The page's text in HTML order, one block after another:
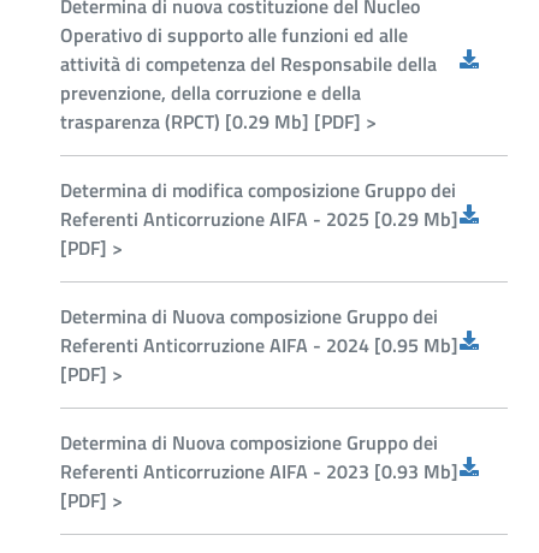
Determina di nuova costituzione del Nucleo
Operativo di supporto alle funzioni ed alle
attività di competenza del Responsabile della
prevenzione, della corruzione e della
trasparenza (RPCT) [0.29 Mb] [PDF] >
Determina di modifica composizione Gruppo dei
Referenti Anticorruzione AIFA - 2025 [0.29 Mb]
[PDF] >
Determina di Nuova composizione Gruppo dei
Referenti Anticorruzione AIFA - 2024 [0.95 Mb]
[PDF] >
Determina di Nuova composizione Gruppo dei
Referenti Anticorruzione AIFA - 2023 [0.93 Mb]
[PDF] >